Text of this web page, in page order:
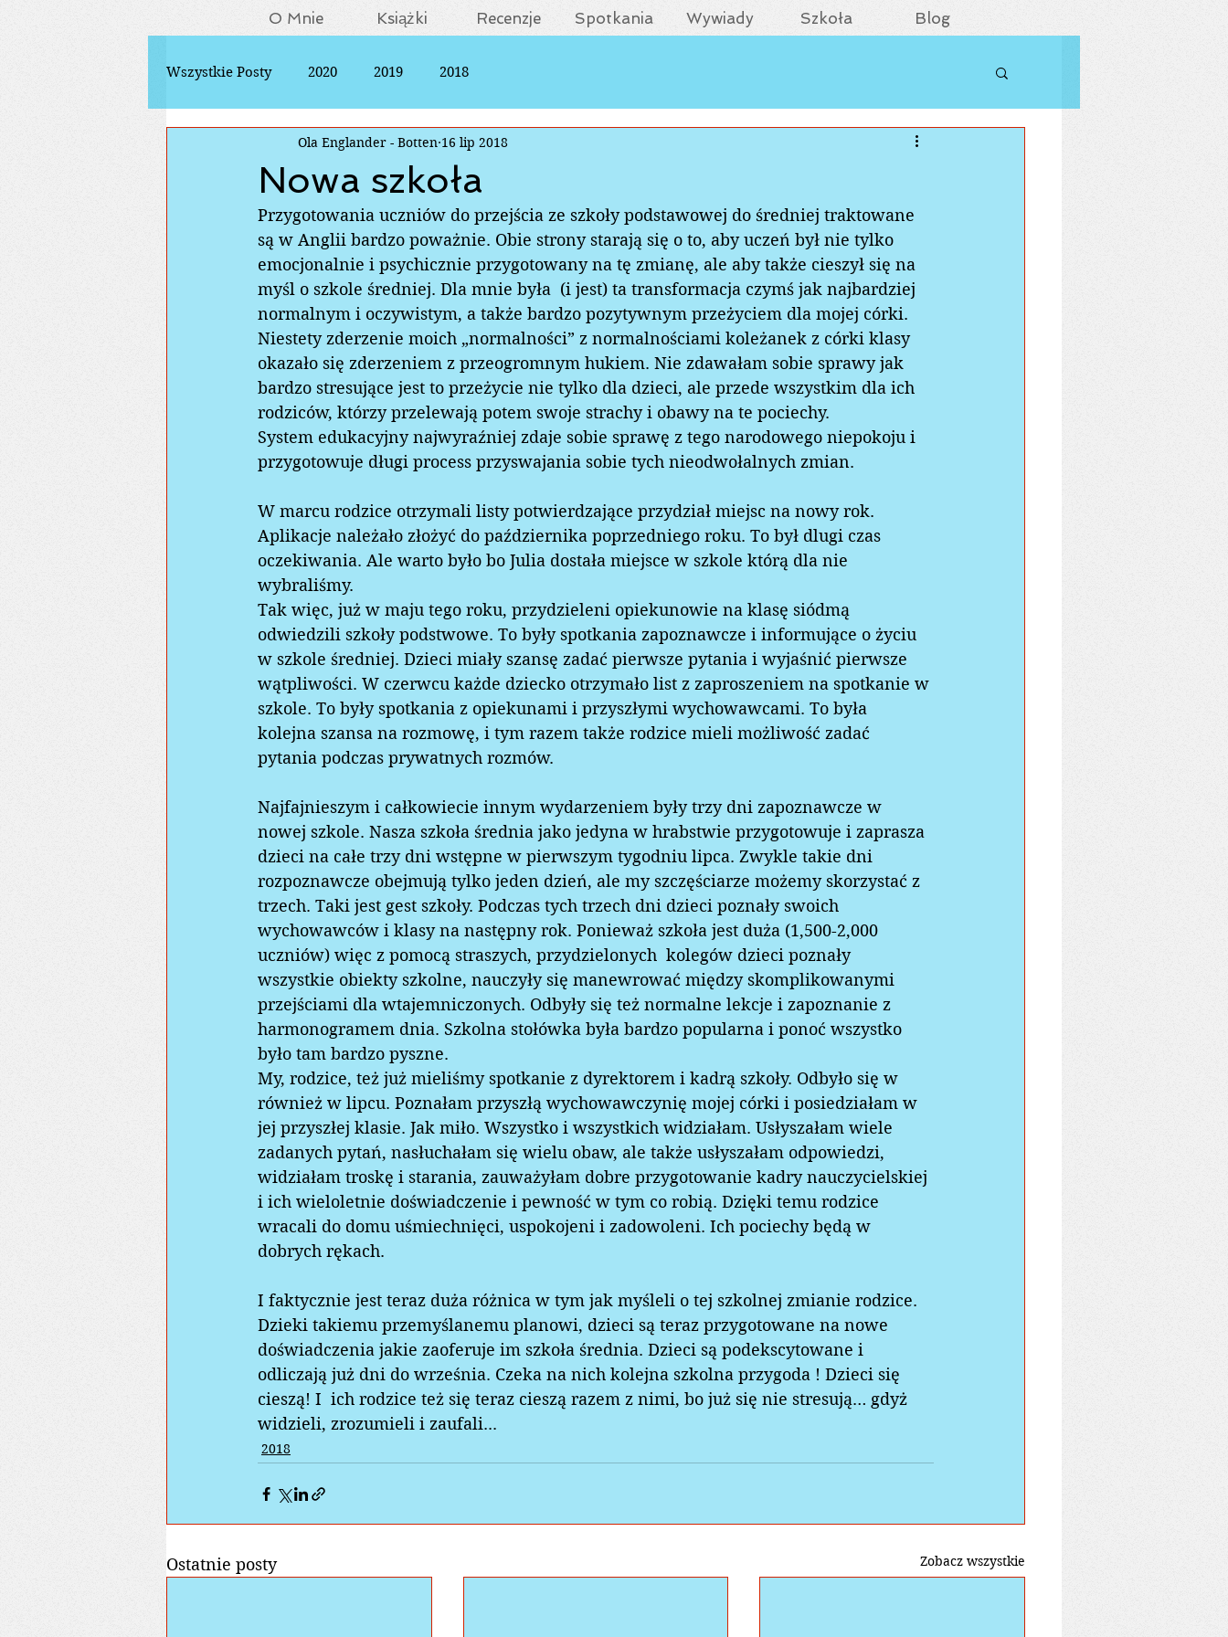
O Mnie Książki Recenzje Spotkania Wywiady Szkoła Blog
Wszystkie Posty 2020 2019 2018
Nowa szkoła
Ola Englander - Botten 16 lip 2018
Przygotowania uczniów do przejścia ze szkoły podstawowej do średniej traktowane
są w Anglii bardzo poważnie. Obie strony starają się o to, aby uczeń był nie tylko
emocjonalnie i psychicznie przygotowany na tę zmianę, ale aby także cieszył się na
myśl o szkole średniej. Dla mnie była  (i jest) ta transformacja czymś jak najbardziej
normalnym i oczywistym, a także bardzo pozytywnym przeżyciem dla mojej córki.
Niestety zderzenie moich „normalności” z normalnościami koleżanek z córki klasy
okazało się zderzeniem z przeogromnym hukiem. Nie zdawałam sobie sprawy jak
bardzo stresujące jest to przeżycie nie tylko dla dzieci, ale przede wszystkim dla ich
rodziców, którzy przelewają potem swoje strachy i obawy na te pociechy.
System edukacyjny najwyraźniej zdaje sobie sprawę z tego narodowego niepokoju i
przygotowuje długi process przyswajania sobie tych nieodwołalnych zmian.
W marcu rodzice otrzymali listy potwierdzające przydział miejsc na nowy rok.
Aplikacje należało złożyć do października poprzedniego roku. To był dlugi czas
oczekiwania. Ale warto było bo Julia dostała miejsce w szkole którą dla nie
wybraliśmy.
Tak więc, już w maju tego roku, przydzieleni opiekunowie na klasę siódmą
odwiedzili szkoły podstwowe. To były spotkania zapoznawcze i informujące o życiu
w szkole średniej. Dzieci miały szansę zadać pierwsze pytania i wyjaśnić pierwsze
wątpliwości. W czerwcu każde dziecko otrzymało list z zaproszeniem na spotkanie w
szkole. To były spotkania z opiekunami i przyszłymi wychowawcami. To była
kolejna szansa na rozmowę, i tym razem także rodzice mieli możliwość zadać
pytania podczas prywatnych rozmów.
Najfajnieszym i całkowiecie innym wydarzeniem były trzy dni zapoznawcze w
nowej szkole. Nasza szkoła średnia jako jedyna w hrabstwie przygotowuje i zaprasza
dzieci na całe trzy dni wstępne w pierwszym tygodniu lipca. Zwykle takie dni
rozpoznawcze obejmują tylko jeden dzień, ale my szczęściarze możemy skorzystać z
trzech. Taki jest gest szkoły. Podczas tych trzech dni dzieci poznały swoich
wychowawców i klasy na następny rok. Ponieważ szkoła jest duża (1,500-2,000
uczniów) więc z pomocą straszych, przydzielonych  kolegów dzieci poznały
wszystkie obiekty szkolne, nauczyły się manewrować między skomplikowanymi
przejściami dla wtajemniczonych. Odbyły się też normalne lekcje i zapoznanie z
harmonogramem dnia. Szkolna stołówka była bardzo popularna i ponoć wszystko
było tam bardzo pyszne.
My, rodzice, też już mieliśmy spotkanie z dyrektorem i kadrą szkoły. Odbyło się w
również w lipcu. Poznałam przyszłą wychowawczynię mojej córki i posiedziałam w
jej przyszłej klasie. Jak miło. Wszystko i wszystkich widziałam. Usłyszałam wiele
zadanych pytań, nasłuchałam się wielu obaw, ale także usłyszałam odpowiedzi,
widziałam troskę i starania, zauważyłam dobre przygotowanie kadry nauczycielskiej
i ich wieloletnie doświadczenie i pewność w tym co robią. Dzięki temu rodzice
wracali do domu uśmiechnięci, uspokojeni i zadowoleni. Ich pociechy będą w
dobrych rękach.
I faktycznie jest teraz duża różnica w tym jak myśleli o tej szkolnej zmianie rodzice.
Dzieki takiemu przemyślanemu planowi, dzieci są teraz przygotowane na nowe
doświadczenia jakie zaoferuje im szkoła średnia. Dzieci są podekscytowane i
odliczają już dni do września. Czeka na nich kolejna szkolna przygoda ! Dzieci się
cieszą! I  ich rodzice też się teraz cieszą razem z nimi, bo już się nie stresują… gdyż
widzieli, zrozumieli i zaufali...
2018
Ostatnie posty Zobacz wszystkie